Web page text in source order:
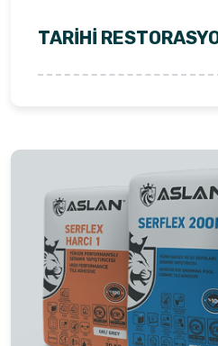
TARIHI